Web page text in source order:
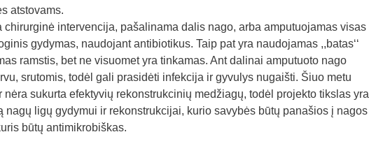
atstovams.
chirurginė intervencija, pašalinama dalis nago, arba amputuojamas visas
gydymas, naudojant antibiotikus. Taip pat yra naudojamas ,,batas‘‘
ramstis, bet ne visuomet yra tinkamas. Ant dalinai amputuoto nago
srutomis, todėl gali prasidėti infekcija ir gyvulys nugaišti. Šiuo metu
sukurta efektyvių rekonstrukcinių medžiagų, todėl projekto tikslas yra
nagų ligų gydymui ir rekonstrukcijai, kurio savybės būtų panašios į nagos
būtų antimikrobiškas.